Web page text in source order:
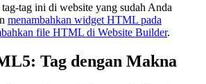
tag ini di website yang sudah Anda
menambahkan widget HTML pada
file HTML di Website Builder.
Tag dengan Makna